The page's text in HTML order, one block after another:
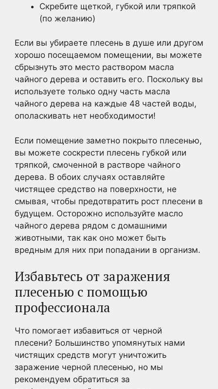
Скребите щеткой, губкой или тряпкой
(по желанию)
Если вы убираете плесень в душе или другом
хорошо посещаемом помещении, вы можете
сбрызнуть это место раствором масла
чайного дерева и оставить его. Поскольку вы
используете только одну часть масла
чайного дерева на каждые 48 частей воды,
ополаскивать нет необходимости!
Если помещение заметно покрыто плесенью,
вы можете соскрести плесень губкой или
тряпкой, смоченной в растворе чайного
дерева. В обоих случаях оставляйте
чистящее средство на поверхности, не
смывая, чтобы предотвратить рост плесени в
будущем. Осторожно используйте масло
чайного дерева рядом с домашними
животными, так как оно может быть
вредным для них при попадании в организм.
Избавьтесь от заражения
плесенью с помощью
профессионала
Что помогает избавиться от черной
плесени? Большинство упомянутых нами
чистящих средств могут уничтожить
заражение черной плесенью, но мы
рекомендуем обратиться за